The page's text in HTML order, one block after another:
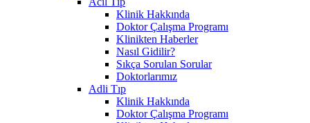
Klinik Hakkında
Doktor Çalışma Programı
Klinikten Haberler
Nasıl Gidilir?
Sıkça Sorulan Sorular
Doktorlarımız
Adli Tıp
Klinik Hakkında
Doktor Çalışma Programı